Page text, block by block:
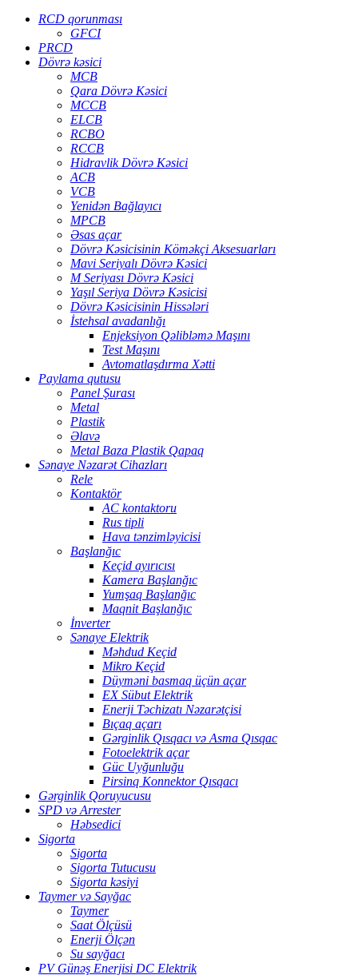
RCD qorunması
GFCI
PRCD
Dövrə kəsici
MCB
Qara Dövrə Kəsici
MCCB
ELCB
RCBO
RCCB
Hidravlik Dövrə Kəsici
ACB
VCB
Yenidən Bağlayıcı
MPCB
Əsas açar
Dövrə Kəsicisinin Köməkçi Aksesuarları
Mavi Seriyalı Dövrə Kəsici
M Seriyası Dövrə Kəsici
Yaşıl Seriya Dövrə Kəsicisi
Dövrə Kəsicisinin Hissələri
İstehsal avadanlığı
Enjeksiyon Qəlibləmə Maşını
Test Maşını
Avtomatlaşdırma Xətti
Paylama qutusu
Panel Şurası
Metal
Plastik
Əlavə
Metal Baza Plastik Qapaq
Sənaye Nəzarət Cihazları
Rele
Kontaktör
AC kontaktoru
Rus tipli
Hava tənzimləyicisi
Başlanğıc
Keçid ayırıcısı
Kamera Başlanğıc
Yumşaq Başlanğıc
Maqnit Başlanğıc
İnverter
Sənaye Elektrik
Məhdud Keçid
Mikro Keçid
Düyməni basmaq üçün açar
EX Sübut Elektrik
Enerji Təchizatı Nəzarətçisi
Bıçaq açarı
Gərginlik Qısqacı və Asma Qısqac
Fotoelektrik açar
Güc Uyğunluğu
Pirsinq Konnektor Qısqacı
Gərginlik Qoruyucusu
SPD və Arrester
Həbsedici
Sigorta
Sigorta
Sigorta Tutucusu
Sigorta kəsiyi
Taymer və Sayğac
Taymer
Saat Ölçüsü
Enerji Ölçən
Su sayğacı
PV Günəş Enerjisi DC Elektrik